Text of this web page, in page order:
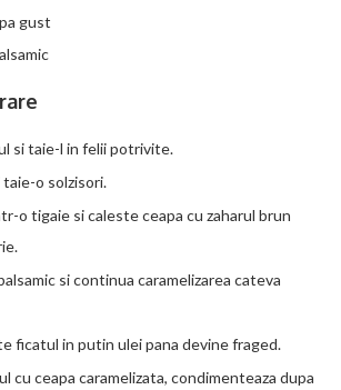
gust
si taie-l in felii potrivite.
o solzisori.
o tigaie si caleste ceapa cu zaharul brun
si continua caramelizarea cateva
ficatul in putin ulei pana devine fraged.
cu ceapa caramelizata, condimenteaza dupa